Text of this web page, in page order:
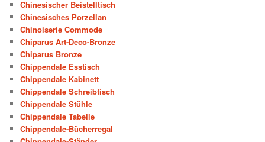
Chinesischer Beistelltisch
Chinesisches Porzellan
Chinoiserie Commode
Chiparus Art-Deco-Bronze
Chiparus Bronze
Chippendale Esstisch
Chippendale Kabinett
Chippendale Schreibtisch
Chippendale Stühle
Chippendale Tabelle
Chippendale-Bücherregal